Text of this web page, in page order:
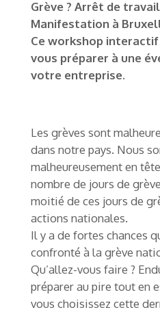
Grève ? Arrêt de
Manifestation à
Ce workshop
vous préparer à une
votre entreprise.
Les grèves sont
dans notre pays. Nous
malheureusement en
nombre de jours de
moitié de ces jours de
actions nationales.
Il y a de fortes chances
confronté à la grève
Qu’allez-vous faire ?
préparer au pire tout en
vous choisissez cette